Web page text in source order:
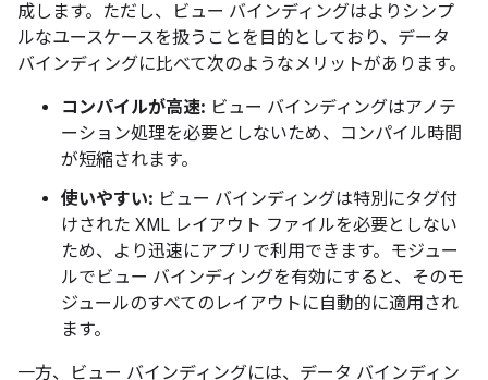
成します。ただし、ビュー バインディングはよりシンプ
ルなユースケースを扱うことを目的としており、データ
バインディングに比べて次のようなメリットがあります。
コンパイルが高速: ビュー バインディングはアノテ
ーション処理を必要としないため、コンパイル時間
が短縮されます。
使いやすい: ビュー バインディングは特別にタグ付
けされた XML レイアウト ファイルを必要としない
ため、より迅速にアプリで利用できます。モジュー
ルでビュー バインディングを有効にすると、そのモ
ジュールのすべてのレイアウトに自動的に適用され
ます。
一方、ビュー バインディングには、データ バインディン